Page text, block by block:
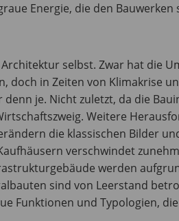
Energie, die den
selbst. Zwar hat die
doch in Zeiten von Klimakrise
je. Nicht zuletzt, da die
Weitere
die klassischen Bilder
verschwindet
werden
sind von Leerstand
Funktionen und Typologien,